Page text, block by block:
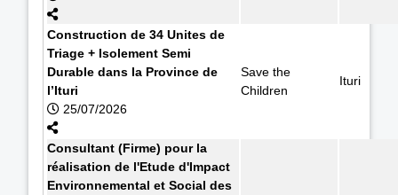
Construction de 34 Unites de
Triage + Isolement Semi
Durable dans la Province de
l’Ituri
25/07/2026
Save the
Children
Ituri
Consultant (Firme) pour la
réalisation de l'Etude d'Impact
Environnemental et Social des